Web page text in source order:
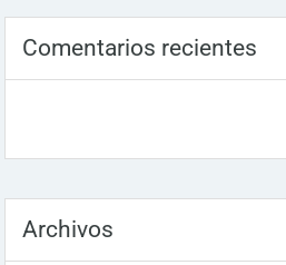
Comentarios recientes
Archivos